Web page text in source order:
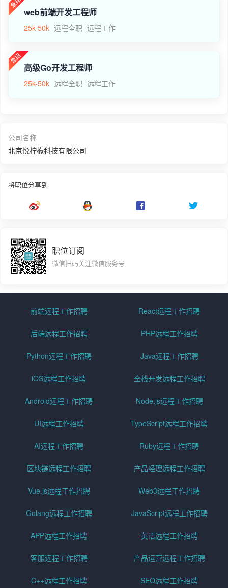
web前端开发工程师
25k-50k 远程全职 远程工作
高级Go开发工程师
25k-50k 远程全职 远程工作
公司名称
北京悦柠檬科技有限公司
将职位分享到
职位订阅
微信扫码关注微信服务号
前端远程工作招聘 React远程工作招聘
后端远程工作招聘 PHP远程工作招聘
Python远程工作招聘 Java远程工作招聘
iOS远程工作招聘 全栈开发远程工作招聘
Android远程工作招聘 Node.js远程工作招聘
UI远程工作招聘 TypeScript远程工作招聘
AI远程工作招聘 Ruby远程工作招聘
区块链远程工作招聘 产品经理远程工作招聘
Vue.js远程工作招聘 Web3远程工作招聘
Golang远程工作招聘 JavaScript远程工作招聘
APP远程工作招聘 英语远程工作招聘
客服远程工作招聘 产品运营远程工作招聘
C++远程工作招聘 SEO远程工作招聘